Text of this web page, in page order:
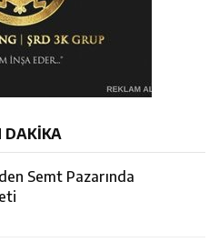
DAKİKA
Semt Pazarında